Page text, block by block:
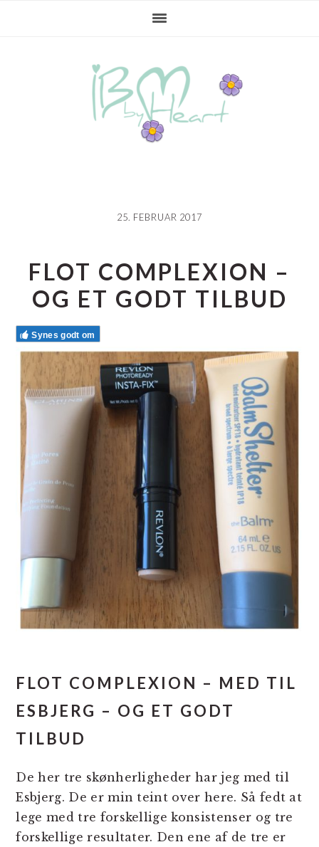
25. FEBRUAR 2017
FLOT COMPLEXION –
OG ET GODT TILBUD
Synes godt om
FLOT COMPLEXION – MED TIL
ESBJERG – OG ET GODT
TILBUD
De her tre skønherligheder har jeg med til
Esbjerg. De er min teint over here. Så fedt at
lege med tre forskellige konsistenser og tre
forskellige resultater. Den ene af de tre er